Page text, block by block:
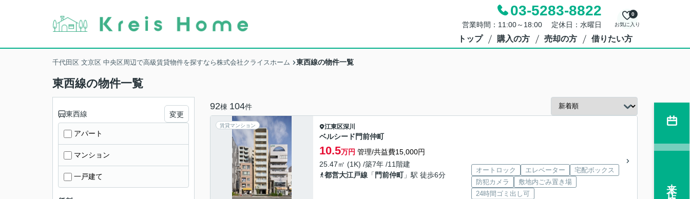
03-5283-8822
営業時間：11:00～18:00 定休日：水曜日 お気に入り
0
トップ 購入の方 売却の方 借りたい方
千代田区 文京区 中央区周辺で高級賃貸物件を探すなら株式会社クライスホーム 東西線の物件一覧
東西線の物件一覧
92棟 104件
賃貸マンション 江東区深川
ベルシード門前仲町
10.5万円 管理/共益費15,000円
25.47㎡ (1K) /築7年 /11階建
都営大江戸線 「 門前仲町」駅 徒歩6分
オートロック エレベーター
宅配ボックス
防犯カメラ
敷地内ごみ置き場
24時間ゴミ出し可
東西線 変更
アパート
マンション
一戸建て 来店予約